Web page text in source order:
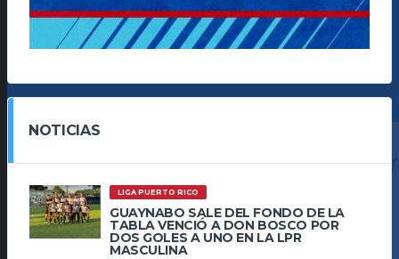
NOTICIAS
LIGA PUERTO RICO
GUAYNABO SALE DEL FONDO DE LA
TABLA VENCIÓ A DON BOSCO POR
DOS GOLES A UNO EN LA LPR
MASCULINA